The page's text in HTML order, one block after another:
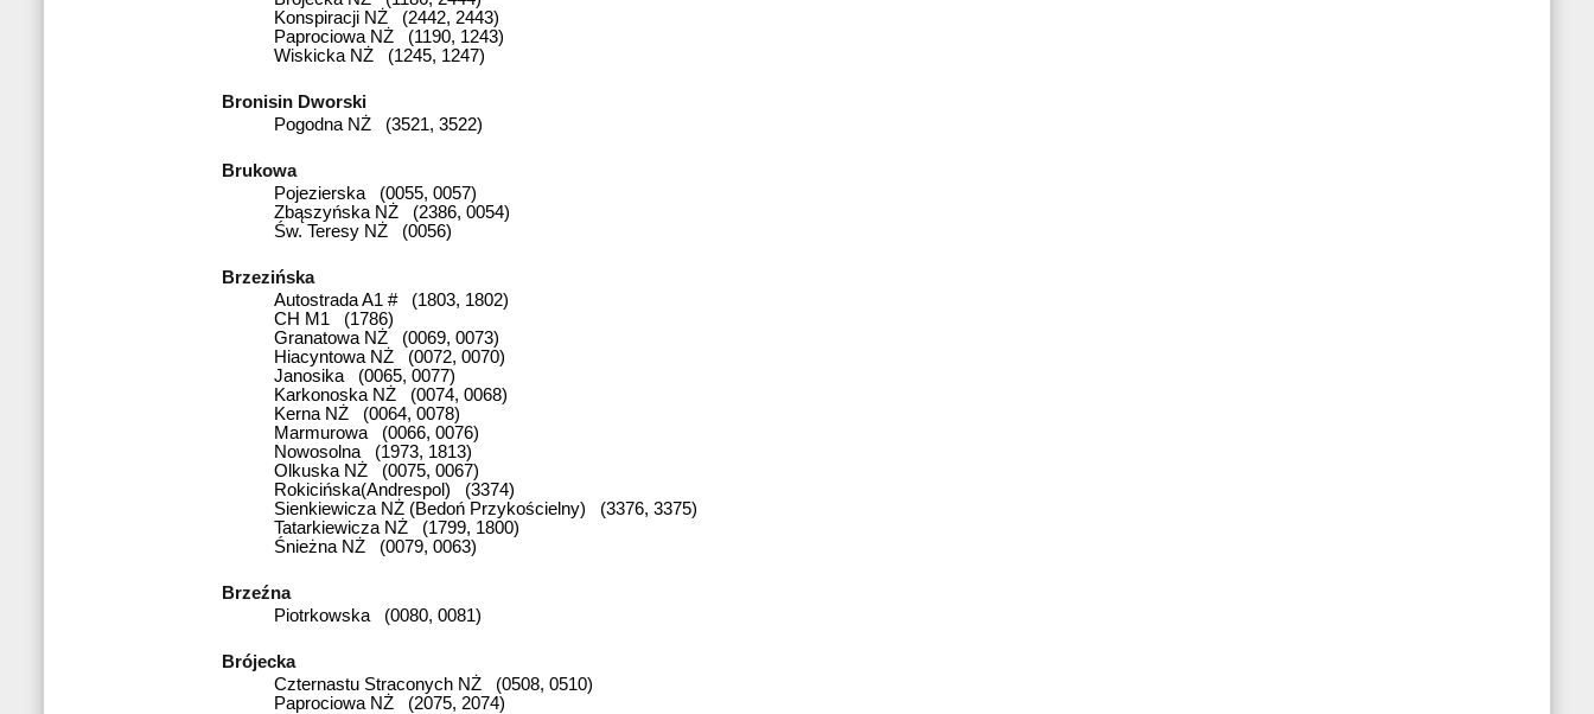
Konspiracji NŻ (2442, 2443)
Paprociowa NŻ (1190, 1243)
Wiskicka NŻ (1245, 1247)
Bronisin Dworski
Pogodna NŻ (3521, 3522)
Brukowa
Pojezierska (0055, 0057)
Zbąszyńska NŻ (2386, 0054)
Św. Teresy NŻ (0056)
Brzezińska
Autostrada A1 # (1803, 1802)
CH M1 (1786)
Granatowa NŻ (0069, 0073)
Hiacyntowa NŻ (0072, 0070)
Janosika (0065, 0077)
Karkonoska NŻ (0074, 0068)
Kerna NŻ (0064, 0078)
Marmurowa (0066, 0076)
Nowosolna (1973, 1813)
Olkuska NŻ (0075, 0067)
Rokicińska(Andrespol) (3374)
Sienkiewicza NŻ (Bedoń Przykościelny) (3376, 3375)
Tatarkiewicza NŻ (1799, 1800)
Śnieżna NŻ (0079, 0063)
Brzeźna
Piotrkowska (0080, 0081)
Brójecka
Czternastu Straconych NŻ (0508, 0510)
Paprociowa NŻ (2075, 2074)